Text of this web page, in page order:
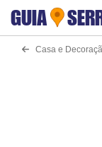
GUIA
Casa e